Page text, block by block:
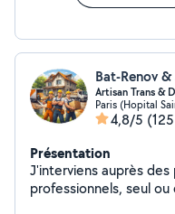
Bat-Renov &
Artisan Trans &
Paris (Hopital
4,8/5
Présentation
J'interviens auprès
professionnels, seul